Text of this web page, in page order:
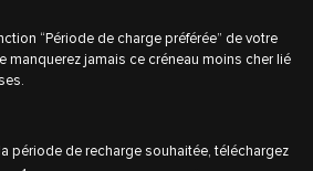
“Période de charge préférée” de votre
manquerez jamais ce créneau moins cher lié
période de recharge souhaitée, téléchargez